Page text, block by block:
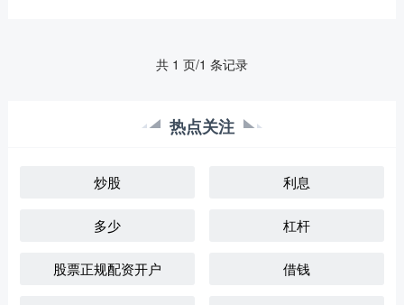
共 1 页/1 条记录
热点关注
炒股 利息
多少 杠杆
股票正规配资开户 借钱